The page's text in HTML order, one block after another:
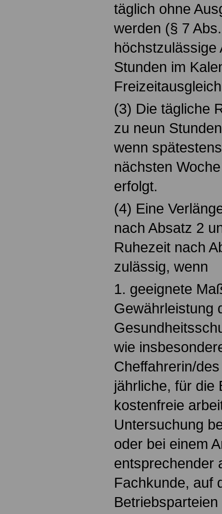
täglich ohne
werden (§ 7
höchstzulässige
Stunden im
(3) Die tägliche
zu neun
wenn
nächsten
erfolgt.
(4) Eine
nach Absatz 2
Ruhezeit nach
zulässig, wenn
1. geeignete
Gewährleistung
wie
Cheffahrerin/
jährliche, für die
kostenfreie
Untersuchung
oder bei einem
entsprechender
Fachkunde, auf